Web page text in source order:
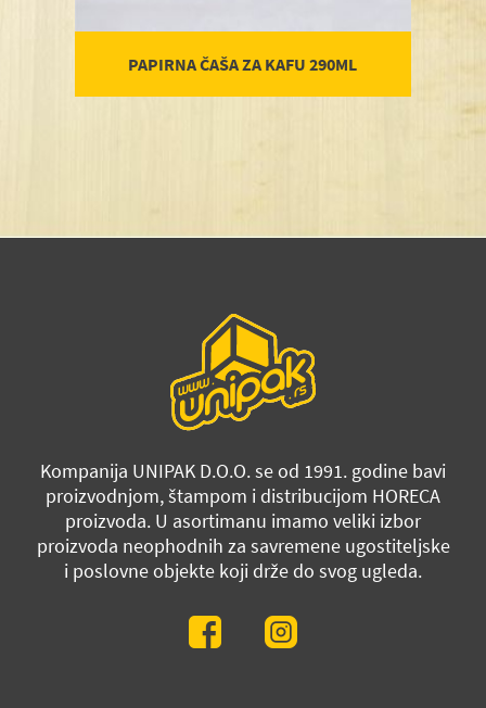
PAPIRNA ČAŠA ZA KAFU 290ML
Kompanija UNIPAK D.O.O. se od 1991. godine bavi
proizvodnjom, štampom i distribucijom HORECA
proizvoda. U asortimanu imamo veliki izbor
proizvoda neophodnih za savremene ugostiteljske
i poslovne objekte koji drže do svog ugleda.